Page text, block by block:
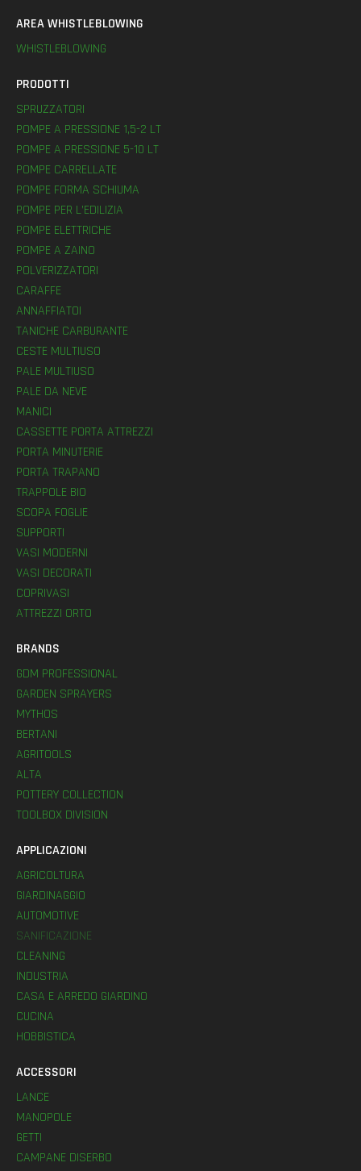
AREA WHISTLEBLOWING
WHISTLEBLOWING
PRODOTTI
SPRUZZATORI
POMPE A PRESSIONE 1,5-2 LT
POMPE A PRESSIONE 5-10 LT
POMPE CARRELLATE
POMPE FORMA SCHIUMA
POMPE PER L’EDILIZIA
POMPE ELETTRICHE
POMPE A ZAINO
POLVERIZZATORI
CARAFFE
ANNAFFIATOI
TANICHE CARBURANTE
CESTE MULTIUSO
PALE MULTIUSO
PALE DA NEVE
MANICI
CASSETTE PORTA ATTREZZI
PORTA MINUTERIE
PORTA TRAPANO
TRAPPOLE BIO
SCOPA FOGLIE
SUPPORTI
VASI MODERNI
VASI DECORATI
COPRIVASI
ATTREZZI ORTO
BRANDS
GDM PROFESSIONAL
GARDEN SPRAYERS
MYTHOS
BERTANI
AGRITOOLS
ALTA
POTTERY COLLECTION
TOOLBOX DIVISION
APPLICAZIONI
AGRICOLTURA
GIARDINAGGIO
AUTOMOTIVE
SANIFICAZIONE
CLEANING
INDUSTRIA
CASA E ARREDO GIARDINO
CUCINA
HOBBISTICA
ACCESSORI
LANCE
MANOPOLE
GETTI
CAMPANE DISERBO